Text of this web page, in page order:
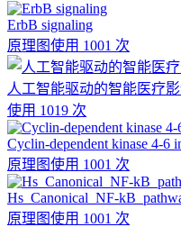
ErbB signaling
原理图使用 1001 次
人工智能驱动的智能医疗
使用 1019 次
Cyclin-dependent kinase 4-6
原理图使用 1001 次
Hs_Canonical_NF-
原理图使用 1001 次